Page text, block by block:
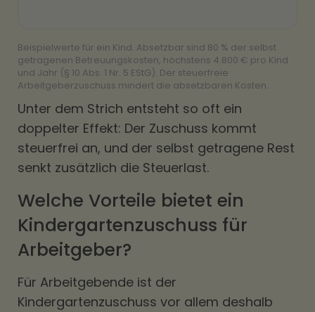
Beispielwerte für ein Kind. Absetzbar sind 80 % der selbst
getragenen Betreuungskosten, höchstens 4.800 € pro Kind
und Jahr (§ 10 Abs. 1 Nr. 5 EStG). Der steuerfreie
Arbeitgeberzuschuss mindert die absetzbaren Kosten.
Unter dem Strich entsteht so oft ein
doppelter Effekt: Der Zuschuss kommt
steuerfrei an, und der selbst getragene Rest
senkt zusätzlich die Steuerlast.
Welche Vorteile bietet ein
Kindergartenzuschuss für
Arbeitgeber?
Für Arbeitgebende ist der
Kindergartenzuschuss vor allem deshalb